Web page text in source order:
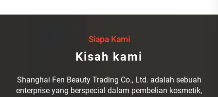
Siapa Kami
Kisah kami
Shanghai Fen Beauty Trading Co., Ltd. adalah sebuah
enterprise yang berspecial dalam pembelian kosmetik,